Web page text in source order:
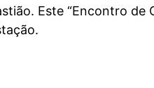
Este “Encontro de